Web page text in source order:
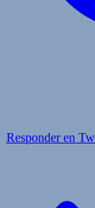
Responder en